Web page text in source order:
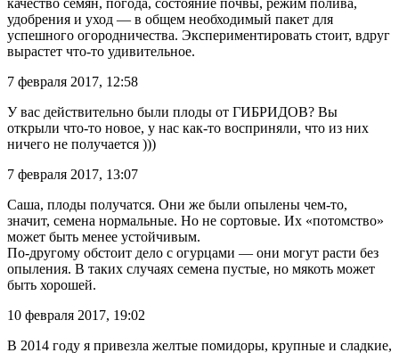
удобрения и уход — в общем необходимый пакет для
успешного огородничества. Экспериментировать стоит, вдруг
вырастет что-то удивительное.
7 февраля 2017, 12:58
У вас действительно были плоды от ГИБРИДОВ? Вы
открыли что-то новое, у нас как-то восприняли, что из них
ничего не получается )))
7 февраля 2017, 13:07
Саша, плоды получатся. Они же были опылены чем-то,
значит, семена нормальные. Но не сортовые. Их «потомство»
может быть менее устойчивым.
По-другому обстоит дело с огурцами — они могут расти без
опыления. В таких случаях семена пустые, но мякоть может
быть хорошей.
10 февраля 2017, 19:02
В 2014 году я привезла желтые помидоры, крупные и сладкие,